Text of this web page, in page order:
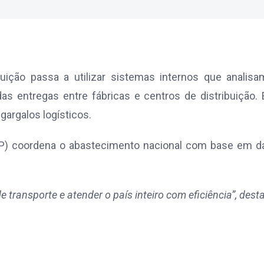
passa a utilizar sistemas internos que
entregas entre fábricas e centros de distribuição.
logísticos.
coordena o abastecimento nacional com base em
transporte e atender o país inteiro com eficiência”,